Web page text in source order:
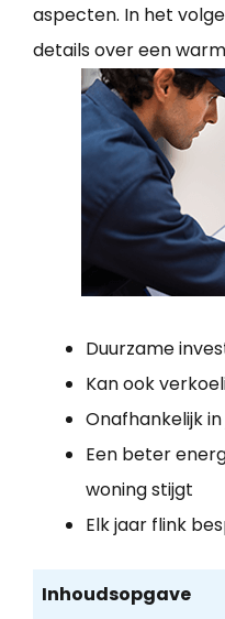
aspecten. In het
details over een
Duurzame
Kan ook
Onafhankelijk
Een beter
woning stijgt
Elk jaar flink
Inhoudsopgave